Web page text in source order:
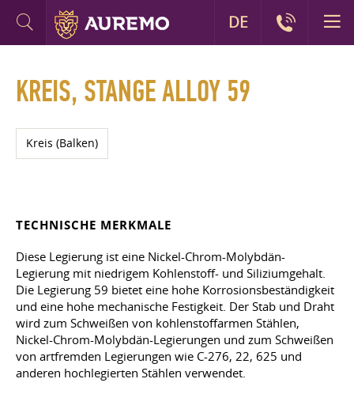
KREIS, STANGE ALLOY 59
Kreis (Balken)
TECHNISCHE MERKMALE
Diese Legierung ist eine Nickel-Chrom-Molybdän-
Legierung mit niedrigem Kohlenstoff- und Siliziumgehalt.
Die Legierung 59 bietet eine hohe Korrosionsbeständigkeit
und eine hohe mechanische Festigkeit. Der Stab und Draht
wird zum Schweißen von kohlenstoffarmen Stählen,
Nickel-Chrom-Molybdän-Legierungen und zum Schweißen
von artfremden Legierungen wie C-276, 22, 625 und
anderen hochlegierten Stählen verwendet.
DE